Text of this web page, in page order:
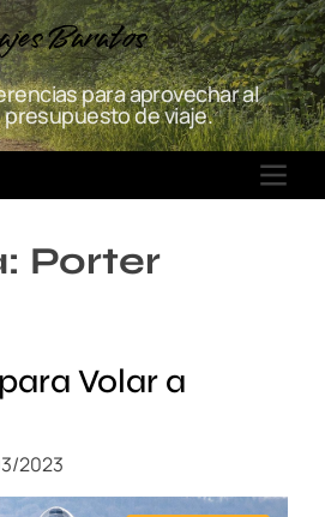
Baratos
para aprovechar al
de viaje.
M
E
Porter
Volar a
2023